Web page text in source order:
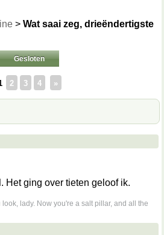
> Wat saai zeg, drieëndertigste
Gesloten
2 3 4 »
Het ging over tieten geloof ik.
lady. Now you're a salt pillar, and all the